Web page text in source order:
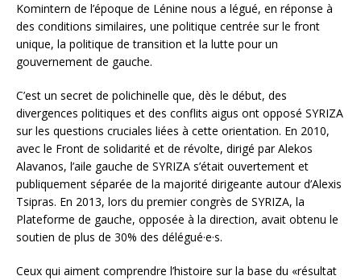
Komintern de l’époque de Lénine nous a légué, en réponse à
des conditions similaires, une politique centrée sur le front
unique, la politique de transition et la lutte pour un
gouvernement de gauche.
C’est un secret de polichinelle que, dès le début, des
divergences politiques et des conflits aigus ont opposé SYRIZA
sur les questions cruciales liées à cette orientation. En 2010,
avec le Front de solidarité et de révolte, dirigé par Alekos
Alavanos, l’aile gauche de SYRIZA s’était ouvertement et
publiquement séparée de la majorité dirigeante autour d’Alexis
Tsipras. En 2013, lors du premier congrès de SYRIZA, la
Plateforme de gauche, opposée à la direction, avait obtenu le
soutien de plus de 30% des délégué·e·s.
Ceux qui aiment comprendre l’histoire sur la base du «résultat